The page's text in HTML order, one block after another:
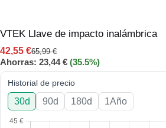
VTEK Llave de impacto inalámbrica
65,99€
42,55 €
Ahorras: 23,44€ (35.5%)
Historial de precio
30d 90d 180d 1Año